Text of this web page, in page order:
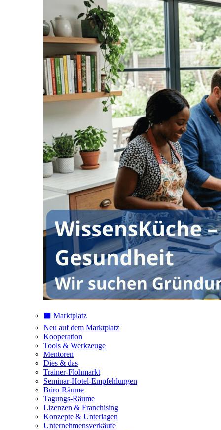
⬛️ Marktplatz
Neu auf dem Marktplatz
Kooperation
Tools & Werkzeuge
Mentoren
Dies & das
Trainer-Flohmarkt
Seminar-Hotel-Empfehlungen
Büro-Räume
Tagungs-Räume
Lizenzen & Franchising
Konzepte & Unterlagen
Unternehmensverkäufe